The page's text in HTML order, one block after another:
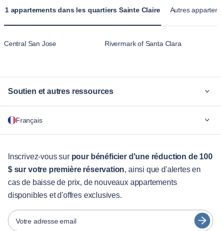
1 appartements dans les quartiers Sainte Claire Autres
Central San Jose Rivermark of Santa Clara
Soutien et autres ressources
Pour les entreprises
Services aux visiteurs
Guides des villes
Partenaires
Opérateurs de location de meubles
Français
English
Português
Español
Français
Inscrivez-vous sur pour bénéficier d'une réduction de 100
$ sur votre première réservation, ainsi que d'alertes en
cas de baisse de prix, de nouveaux appartements
disponibles et d'offres exclusives.
Votre adresse email